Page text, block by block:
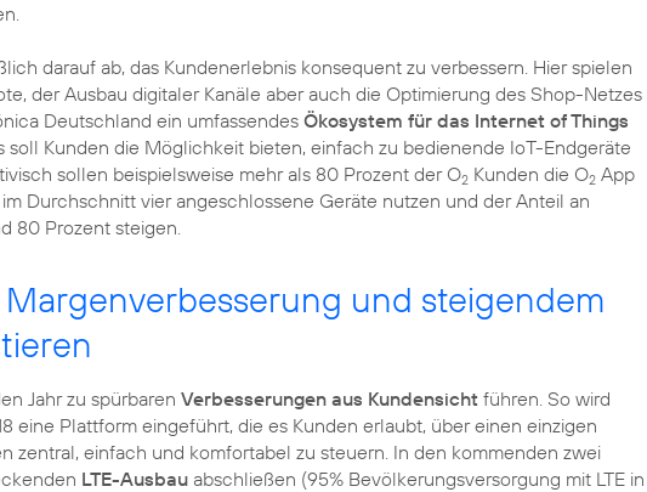
darauf ab, das Kundenerlebnis konsequent zu verbessern. Hier spielen
der Ausbau digitaler Kanäle aber auch die Optimierung des Shop-Netzes
Deutschland ein umfassendes Ökosystem für das Internet of Things
soll Kunden die Möglichkeit bieten, einfach zu bedienende IoT-Endgeräte
sollen beispielsweise mehr als 80 Prozent der O2 Kunden die O2 App
Durchschnitt vier angeschlossene Geräte nutzen und der Anteil an
80 Prozent steigen.
und steigendem
Jahr zu spürbaren Verbesserungen aus Kundensicht führen. So wird
eine Plattform eingeführt, die es Kunden erlaubt, über einen einzigen
zentral, einfach und komfortabel zu steuern. In den kommenden zwei
LTE-Ausbau abschließen (95% Bevölkerungsversorgung mit LTE in